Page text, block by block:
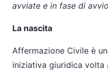
avviate e in fase di
La nascita
Affermazione Civile è
iniziativa giuridica volta